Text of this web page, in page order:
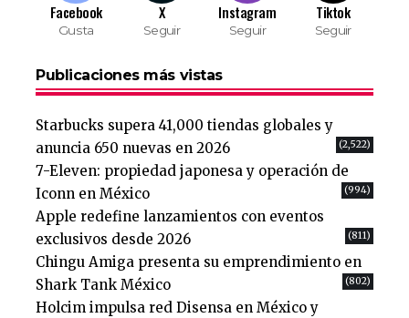
Facebook
Gusta
X
Seguir
Instagram
Seguir
Tiktok
Seguir
Publicaciones más vistas
Starbucks supera 41,000 tiendas globales y
anuncia 650 nuevas en 2026
(2,522)
7-Eleven: propiedad japonesa y operación de
Iconn en México
(994)
Apple redefine lanzamientos con eventos
exclusivos desde 2026
(811)
Chingu Amiga presenta su emprendimiento en
Shark Tank México
(802)
Holcim impulsa red Disensa en México y